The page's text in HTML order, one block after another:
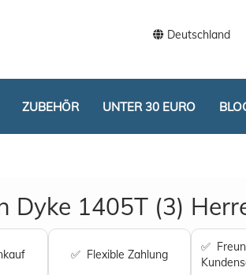
Deutschland
Lieferland
Konto erstellen
ZUBEHÖR UNTER 30 EURO
Dyke 1405T (3)
✅ Flexible Zahlung
✅